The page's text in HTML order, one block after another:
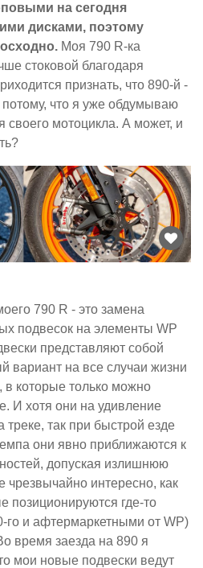
на сегодня
дисками, поэтому
Моя 790 R-ка
стоковой благодаря
признать, что 890-й -
что я уже обдумываю
своего мотоцикла. А может, и
790 R - это замена
подвесок на элементы WP
представляют собой
вариант на все случаи жизни
в которые только можно
И хотя они на удивление
треке, так при быстрой езде
они явно приближаются к
допуская излишнюю
интересно, как
позиционируются где-то
го и афтермаркетными от WP)
время заезда на 890 я
мои новые подвески ведут